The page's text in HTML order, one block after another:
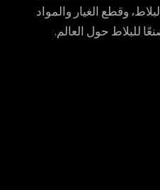
وقطع الغيار والمواد